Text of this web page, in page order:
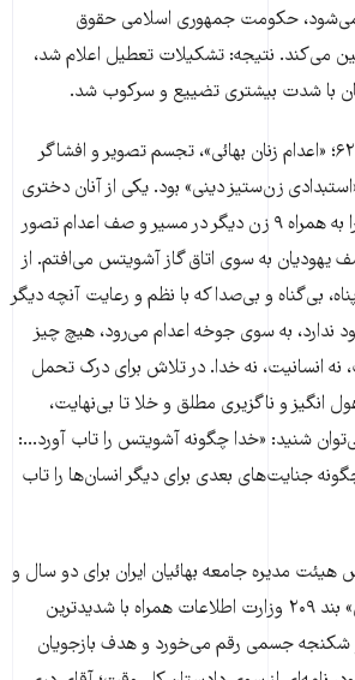
حکومت جمهوری اسلامی حقوق
می‌کند. نتیجه: تشکیلات تعطیل اعلام شد،
با شدت بیشتری تضییع و سرکوب شد.
سه واژه واقعه ۲۸ خرداد ۶۲؛ «اعدام زنان بهائی»، تجسم تصویر و افشاگر
زن‌ستیز دینی» بود. یکی از آنان دختری
۱۷ ساله‌ای بود. ‌هر بار او را به همراه ۹ زن دیگر در مسیر و صف اعدام تصور
یهودیان به سوی اتاق گاز آشویتس می‌افتم. از
بی‌گناه و بی‌صدا که با نظم و رعایت آنچه دیگر
ندارد، به سوی جوخه اعدام می‌رود، هیچ چیز
نه انسانیت، نه خدا. در تلاش برای درک تحمل
انگیز و ناگزیری مطلق و خلا تا بی‌نهایت،
شنید: «خدا چگونه آشویتس را تاب آورد...:
جنایت‌های بعدی برای دیگر انسان‌ها را تاب
که حبس هیئت مدیره جامعه بهائیان ایران برای دو سال و
نیم در«سلول‌های انفرادی» بند ۲۰۹ وزارت اطلاعات همراه با شدیدترین
شکنجه جسمی رقم می‌خورد و هدف بازجویان